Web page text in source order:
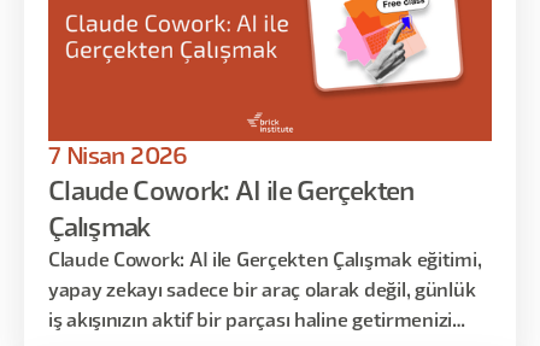
odaklanır.
7 Nisan 2026
Claude Cowork: AI ile Gerçekten
Çalışmak
Claude Cowork: AI ile Gerçekten Çalışmak eğitimi,
yapay zekayı sadece bir araç olarak değil, günlük
iş akışınızın aktif bir parçası haline getirmenizi